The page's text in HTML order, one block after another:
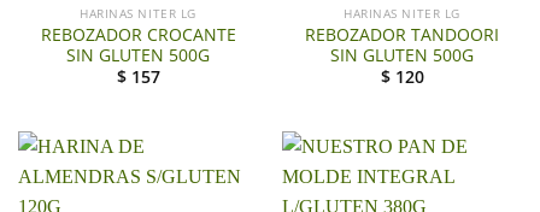
HARINAS NITER LG
REBOZADOR CROCANTE
SIN GLUTEN 500G
$ 157
HARINAS NITER LG
REBOZADOR TANDOORI
SIN GLUTEN 500G
$ 120